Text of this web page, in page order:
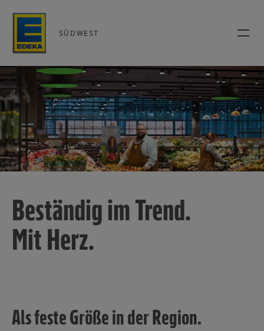
SÜDWEST
Beständig im Trend.
Mit Herz.
Als feste Größe in der Region.